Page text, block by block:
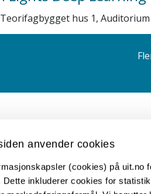
anvender cookies
(cookies) på uit.no
Dette inkluderer cookies for
hus 1,
Kontakt UiT
For media